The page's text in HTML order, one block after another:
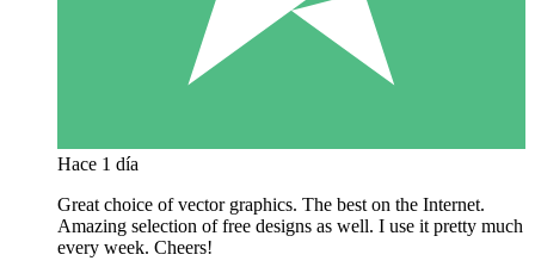
Hace 1 día
Great choice of vector graphics. The best on the Internet.
Amazing selection of free designs as well. I use it pretty much
every week. Cheers!